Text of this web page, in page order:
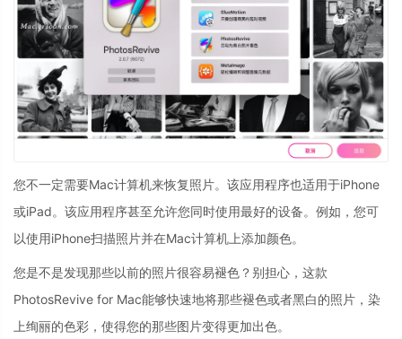
您不一定需要Mac计算机来恢复照片。该应用程序也适用于iPhone
或iPad。该应用程序甚至允许您同时使用最好的设备。例如，您可
以使用iPhone扫描照片并在Mac计算机上添加颜色。
您是不是发现那些以前的照片很容易褪色？别担心，这款
PhotosRevive for Mac能够快速地将那些褪色或者黑白的照片，染
上绚丽的色彩，使得您的那些图片变得更加出色。